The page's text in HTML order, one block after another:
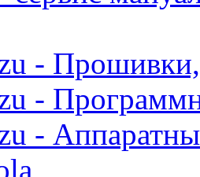
-
-
-